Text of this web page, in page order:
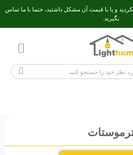
و یا با قیمت آن مشکل داشتید، حتما با ما تماس
بگیرید.